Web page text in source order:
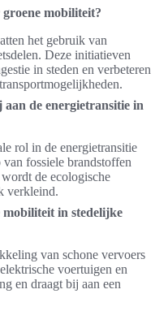
mobiliteit?
het gebruik van
Deze initiatieven
in steden en verbeteren
de energietransitie in
rol in de energietransitie
fossiele brandstoffen
de ecologische
verkleind.
mobiliteit in stedelijke
van schone vervoers
voertuigen en
en draagt bij aan een